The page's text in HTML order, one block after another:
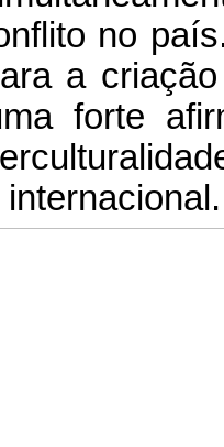
no
a
forte